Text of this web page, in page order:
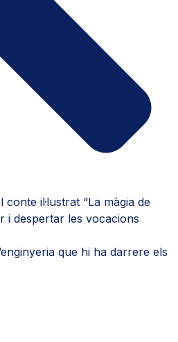
conte il·lustrat “La màgia de
i despertar les vocacions
que hi ha darrere els